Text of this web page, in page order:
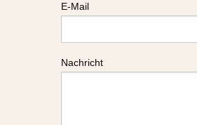
E-Mail
Nachricht